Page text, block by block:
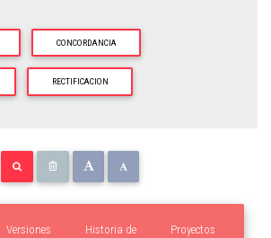
CONCORDANCIA
RECTIFICACION
Versiones
Proyectos
Historia de